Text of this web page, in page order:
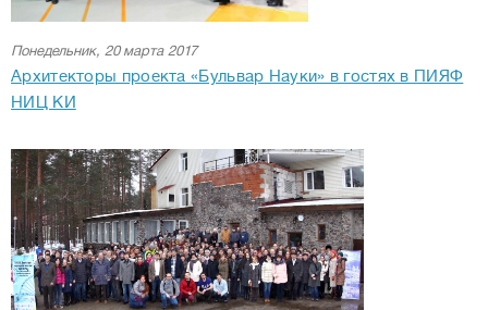
Понедельник, 20 марта 2017
Архитекторы проекта «Бульвар Науки» в гостях в ПИЯФ
НИЦ КИ